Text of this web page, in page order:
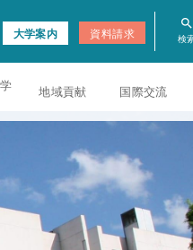
大学案内 資料請求
search
地域貢献 国際交流